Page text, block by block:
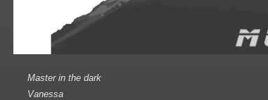
Master in the dark
Vanessa